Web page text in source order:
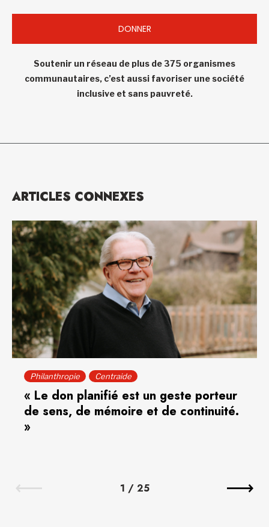
DONNER
Soutenir un réseau de plus de 375 organismes
communautaires, c’est aussi favoriser une société
inclusive et sans pauvreté.
ARTICLES CONNEXES
Philanthropie Centraide
« Le don planifié est un geste porteur
de sens, de mémoire et de continuité.
»
1 / 25